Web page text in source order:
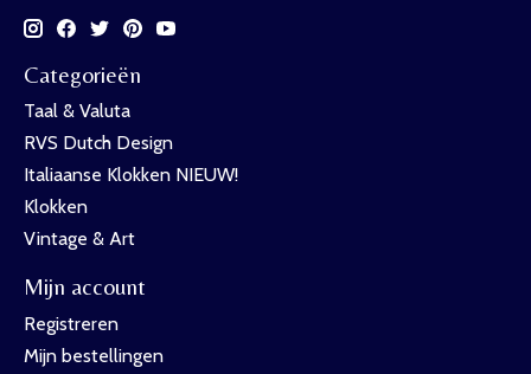
Categorieën
Taal & Valuta
RVS Dutch Design
Italiaanse Klokken NIEUW!
Klokken
Vintage & Art
Mijn account
Registreren
Mijn bestellingen